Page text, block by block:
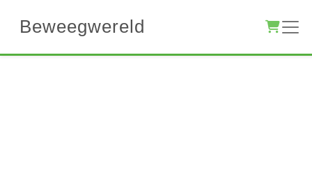
Beweegwereld